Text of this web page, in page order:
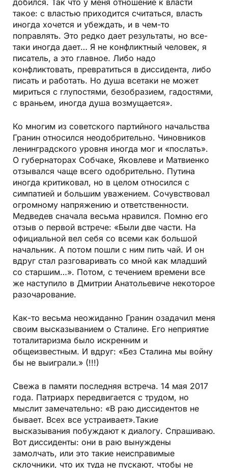
добился. Так что у меня отношение к власти
такое: с властью приходится считаться, власть
иногда хочется и убеждать, и в чем­-то
поправлять. Это редко дает результаты, но все­
таки иногда дает… Я не конфликтный человек, я
писатель, а это главное. Либо надо
конфликтовать, превратиться в диссидента, либо
писать и работать. Но душа все­таки не может
мириться с глупостями, безобразием, гадостями,
с враньем, иногда душа возмущается».
Ко многим из советского партийного начальства
Гранин относился неодобрительно. Чиновников
ленинградского уровня иногда мог и «послать».
О губернаторах Собчаке, Яковлеве и Матвиенко
отзывался чаще всего одобрительно. Путина
иногда критиковал, но в целом относился с
симпатией и большим уважением. Сочувствовал
огромному напряжению и ответственности.
Медведев сначала весьма нравился. Помню его
отзыв о первой встрече: «Были две части. На
официальной вел себя со всеми как большой
начальник. А потом пошли с ним пить чай. И он
вдруг стал разговаривать со мной как младший
со старшим…». Потом, с течением времени все
же наступило в Дмитрии Анатольевиче некоторое
разочарование.
Как-то весьма неожиданно Гранин озадачил меня
своим высказыванием о Сталине. Его неприятие
тоталитаризма было искренним и
общеизвестным. И вдруг: «Без Сталина мы войну
бы не выиграли.» (!!!)
Свежа в памяти последняя встреча. 14 мая 2017
года. Патриарх передвигается с трудом, но
мыслит замечательно: «В раю диссидентов не
бывает. Всех все устраивает».Такие
высказывания побуждают к диалогу. Спрашиваю.
Вот диссиденты: они в раю вынуждены
замолчать, или это такие неисправимые
склочники, что их туда не пускают, чтобы не